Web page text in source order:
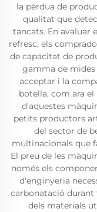
la pèrdua de
qualitat que
tancats. En avaluar
refresc, els
de capacitat de
gamma de
acceptar i la
botella, com ara el
d'aquestes
petits productors
del sector de
multinacionals que
El preu de les
només els
d'enginyeria
carbonatació
dels materials